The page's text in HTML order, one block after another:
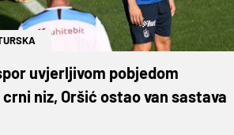
uvjerljivom pobjedom
niz, Oršić ostao van sastava